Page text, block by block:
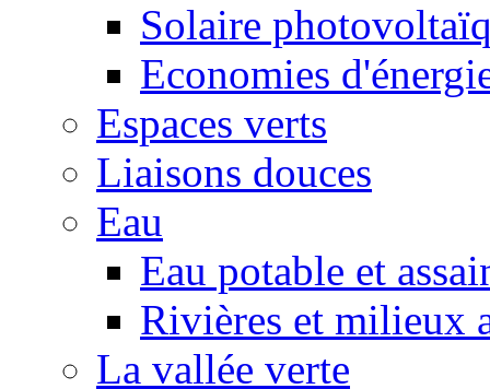
Solaire
Economies
Espaces verts
Liaisons douces
Eau
Eau potable et
Rivières et milieux
La vallée verte